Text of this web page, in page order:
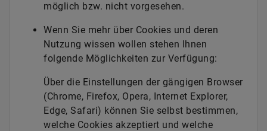
möglich bzw. nicht vorgesehen.
Wenn Sie mehr über Cookies und deren
Nutzung wissen wollen stehen Ihnen
folgende Möglichkeiten zur Verfügung:
Über die Einstellungen der gängigen Browser
(Chrome, Firefox, Opera, Internet Explorer,
Edge, Safari) können Sie selbst bestimmen,
welche Cookies akzeptiert und welche